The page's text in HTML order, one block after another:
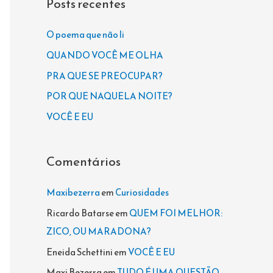
i
s
a
o
:
O poema que não li
QUANDO VOCÊ ME OLHA
PRA QUE SE PREOCUPAR?
POR QUE NAQUELA NOITE?
VOCÊ E EU
Comentários
MaxibezerraemCuriosidades
Ricardo BatarseemQUEM FOI MELHOR:
ZICO, OU MARADONA?
Eneida SchettiniemVOCÊ E EU